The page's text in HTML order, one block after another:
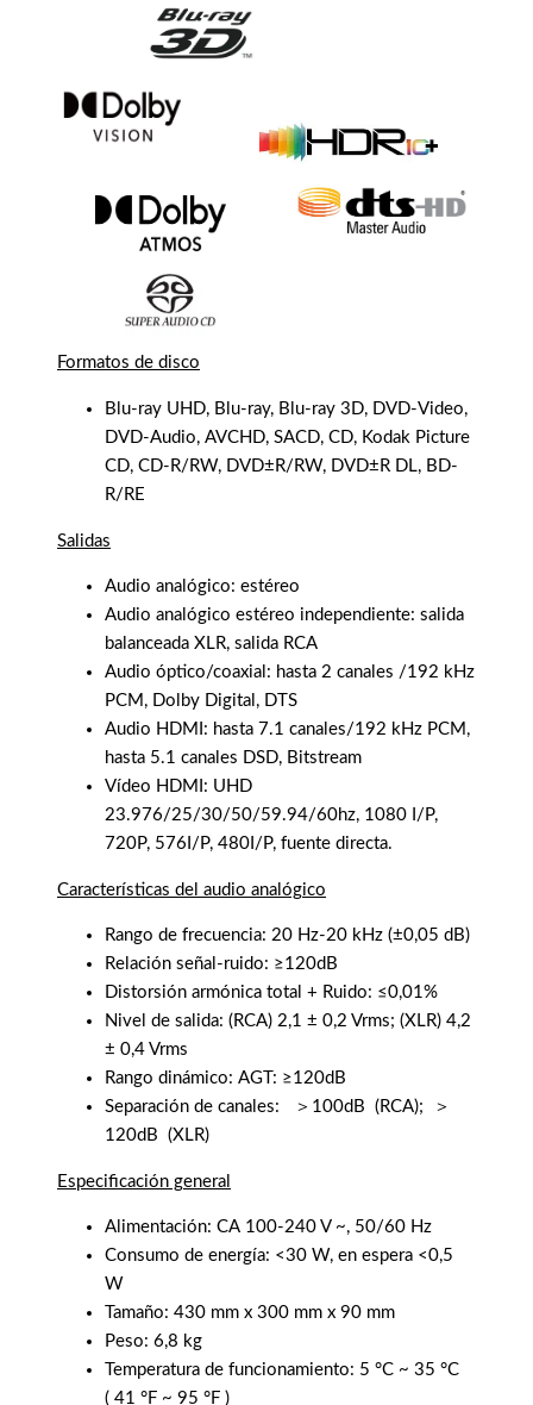
Formatos de disco
Blu-ray UHD, Blu-ray, Blu-ray 3D, DVD-Video,
DVD-Audio, AVCHD, SACD, CD, Kodak Picture
CD, CD-R/RW, DVD±R/RW, DVD±R DL, BD-
R/RE
Salidas
Audio analógico: estéreo
Audio analógico estéreo independiente: salida
balanceada XLR, salida RCA
Audio óptico/coaxial: hasta 2 canales /192 kHz
PCM, Dolby Digital, DTS
Audio HDMI: hasta 7.1 canales/192 kHz PCM,
hasta 5.1 canales DSD, Bitstream
Vídeo HDMI: UHD
23.976/25/30/50/59.94/60hz, 1080 I/P,
720P, 576I/P, 480I/P, fuente directa.
Características del audio analógico
Rango de frecuencia: 20 Hz-20 kHz (±0,05 dB)
Relación señal-ruido: ≥120dB
Distorsión armónica total + Ruido: ≤0,01%
Nivel de salida: (RCA) 2,1 ± 0,2 Vrms; (XLR) 4,2
± 0,4 Vrms
Rango dinámico: AGT: ≥120dB
Separación de canales:
＞100dB (RCA);
＞
120dB (XLR)
Especificación general
Alimentación: CA 100-240 V ~, 50/60 Hz
Consumo de energía: <30 W, en espera <0,5
W
Tamaño: 430 mm x 300 mm x 90 mm
Peso: 6,8 kg
Temperatura de funcionamiento: 5 °C ~ 35 °C
( 41 °F ~ 95 °F )